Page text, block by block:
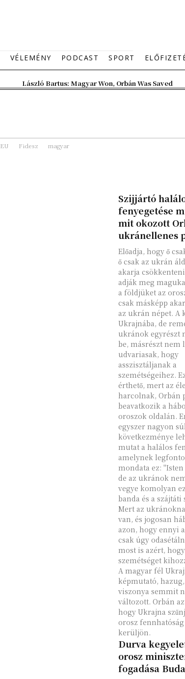
VÉLEMÉNY PODCAST SPORT
László Bartus: Magyar Won, Orbán Was Saved
EU Fidesz magyar
Szijjártó
fenyegetése
mit okozott
ukránellenes
Előadja, hogy ő
ő csak az ukrán
akarja
adják meg
a földjüket az
csak másképp
az ukrán népet. A
Ukrajnába, de
ukránok egyrészt
be, másrészt nem
udvariasak, hogy
asszisztáljanak a
szemétségeihez. Ez pedig
érthető, mert az
harcolnak, Orbán
beavatkozik a
oroszok oldalán.
egyszer nagyon
következménye
mutat a halálos
amelynek
mondata ez:
de az ukránok
vegye komolyan
banda és a szájtáti
Mert az
van, és jogosan
azon, hogy ennyi
csak úgy
most is azért,
szemétséget
A magyar fél
képmutató,
viszonya semmit
változott. Orbán
hogy Ukrajna
orosz fennhatóság
kerüljön.
Durva
orosz
fogadása